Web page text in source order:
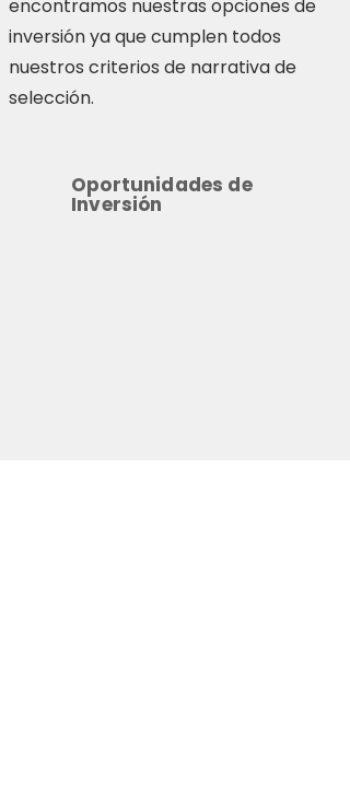
encontramos nuestras opciones de
inversión ya que cumplen todos
nuestros criterios de narrativa de
selección.
Oportunidades de
Inversión